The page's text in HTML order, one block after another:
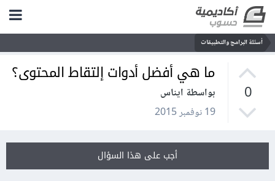
أسئلة البرامج والتطبيقات
0
ما هي أفضل أدوات إلتقاط المحتوى؟
بواسطة ايناس
19 نوفمبر 2015
أجب على هذا السؤال